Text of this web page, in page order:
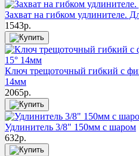
Захват на гибком удлинителе.
1543р.
Ключ трещоточный гибкий с
14мм
2065р.
Удлинитель 3/8" 150мм с шаром
632р.